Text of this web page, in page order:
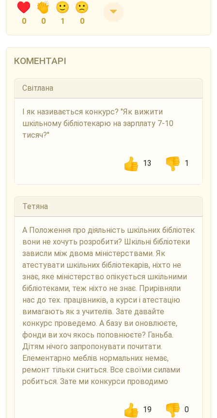
0 0 1 0
КОМЕНТАРІ
Світлана
І як називається конкурс? "Як вижити
шкільному бібліотекарю на зарплату 7-10
тисяч?"
13 1
Тетяна
А Положення про діяльність шкільних бібліотек
вони не хочуть розробити? Шкільні бібліотеки
зависли між двома міністерствами. Як
атестувати шкільних бібліотекарів, ніхто не
знає, яке міністерство опікується шкільними
бібліотеками, теж ніхто не знає. Прирівняли
нас до тех. працівників, а курси і атестацію
вимагають як з учителів. Зате давайте
конкурс проведемо. А базу ви оновлюєте,
фонди ви хоч якось поповнюєте? Ганьба.
Дітям нічого запропонувати почитати.
Елементарно меблів нормальних немає,
ремонт тільки сниться. Все своїми силами
робиться. Зате ми конкурси проводимо
19 0